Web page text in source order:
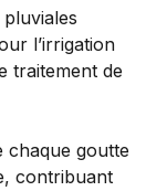
l’irrigation
traitement de
chaque goutte
contribuant